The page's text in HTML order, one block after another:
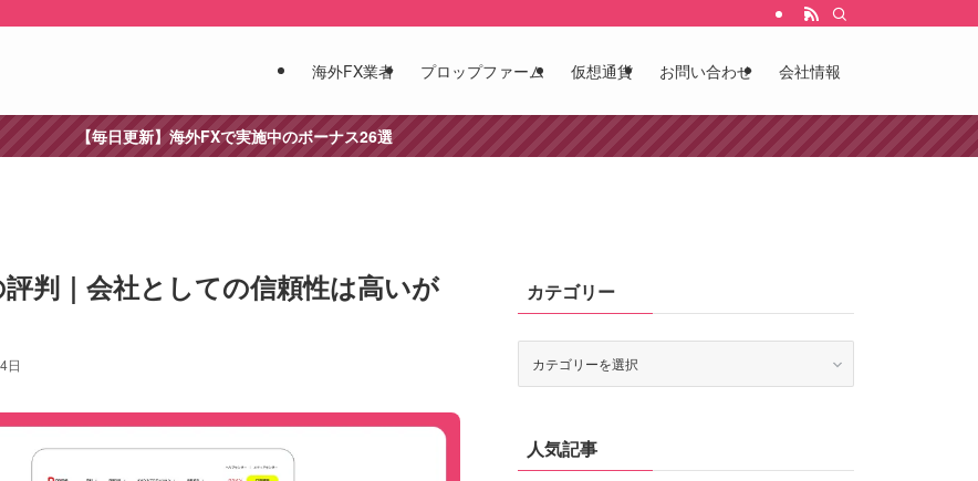
海外FX業者 プロップファーム 仮想通貨 お問い合わせ 会社情報
【毎日更新】海外FXで実施中のボーナス26選
判｜会社としての信頼性は高いが
日
カテゴリー
ゴ
人気記事